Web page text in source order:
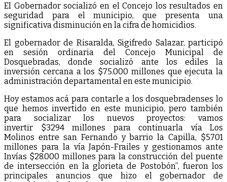
El Gobernador socializó en el Concejo los resultados en
seguridad para el municipio, que presenta una
significativa disminución en la cifra de homicidios.
El gobernador de Risaralda, Sigifredo Salazar, participó
en sesión ordinaria del Concejo Municipal de
Dosquebradas, donde socializó ante los ediles la
inversión cercana a los $75.000 millones que ejecuta la
administración departamental en este municipio.
Hoy estamos acá para contarle a los dosquebradenses lo
que hemos invertido en este municipio, pero también
para socializar los nuevos proyectos: vamos
invertir $3294 millones para continuarla vía Los
Molinos entre san Fernando y barrio la Capilla, $5701
millones para la vía Japón-Frailes y gestionamos ante
Invías $28.000 millones para la construcción del puente
de intersección en la glorieta de Postobón”, fueron los
principales anuncios que hizo el gobernador de